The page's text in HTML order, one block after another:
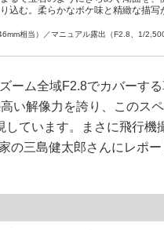
込む。柔らかなボケ味と精緻な描写
相当）／マニュアル露出（F2.8、1/
ーム全域F2.8でカバーす
い解像力を誇り、このスペ
ています。まさに飛行機
の三島健太郎さんにレポ